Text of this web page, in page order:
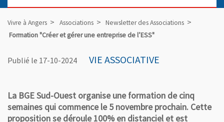
Vivre à Angers Associations
Newsletter des Associations
Formation "Créer et gérer une entreprise de l’ESS"
Publié le 17-10-2024 VIE ASSOCIATIVE
La BGE Sud-Ouest organise une formation de cinq
semaines qui commence le 5 novembre prochain. Cette
proposition se déroule 100% en distanciel et est